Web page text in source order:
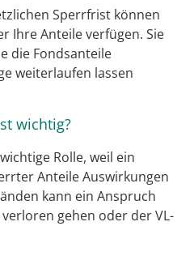
Sperrfrist können
Ihre Anteile verfügen. Sie
die Fondsanteile
weiterlaufen lassen
wichtig?
Rolle, weil ein
Anteile Auswirkungen
kann ein Anspruch
gehen oder der VL-